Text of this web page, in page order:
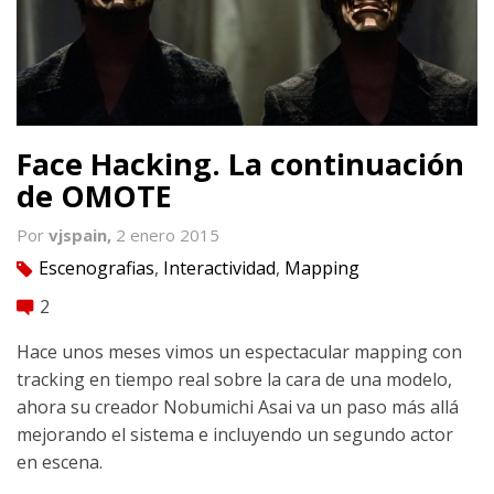
Face Hacking. La continuación
de OMOTE
Por vjspain, 2 enero 2015
tag Escenografias, Interactividad, Mapping
comment 2
Hace unos meses vimos un espectacular mapping con
tracking en tiempo real sobre la cara de una modelo,
ahora su creador Nobumichi Asai va un paso más allá
mejorando el sistema e incluyendo un segundo actor
en escena.